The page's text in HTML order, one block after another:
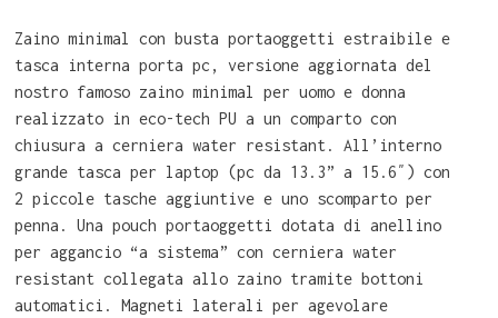
Zaino minimal con busta portaoggetti estraibile e
tasca interna porta pc, versione aggiornata del
nostro famoso zaino minimal per uomo e donna
realizzato in eco-tech PU a un comparto con
chiusura a cerniera water resistant. All’interno
grande tasca per laptop (pc da 13.3” a 15.6″) con
2 piccole tasche aggiuntive e uno scomparto per
penna. Una pouch portaoggetti dotata di anellino
per aggancio “a sistema” con cerniera water
resistant collegata allo zaino tramite bottoni
automatici. Magneti laterali per agevolare